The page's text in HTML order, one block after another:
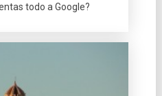
todo a Google?